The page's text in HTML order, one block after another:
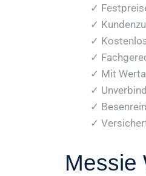
✓
✓
✓
✓
✓ Mit
✓
✓
✓
Messie